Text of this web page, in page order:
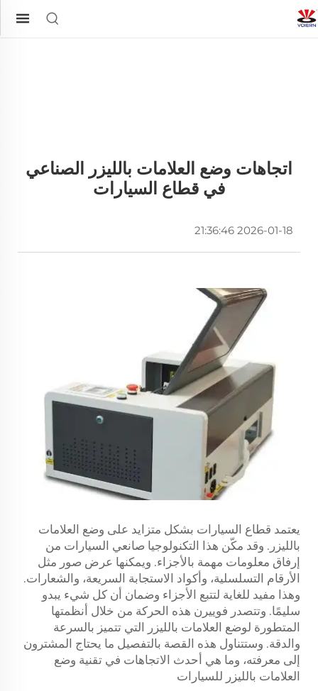
اتجاهات وضع العلامات بالليزر الصناعي
في قطاع السيارات
2026-01-18 21:36:46
يعتمد قطاع السيارات بشكل متزايد على وضع العلامات
بالليزر. وقد مكّن هذا التكنولوجيا صانعي السيارات من
إرفاق معلومات مهمة بالأجزاء. ويمكنها عرض صور مثل
الأرقام التسلسلية، وأكواد الاستجابة السريعة، والشعارات.
وهذا مفيد للغاية لتتبع الأجزاء وضمان أن كل شيء يبدو
سليمًا. وتتصدر فوييرن هذه الحركة من خلال أنظمتها
المتطورة لوضع العلامات بالليزر التي تتميز بالسرعة
والدقة. وستتناول هذه القصة بالتفصيل ما يحتاج المشترون
إلى معرفته، وما هي أحدث الاتجاهات في تقنية وضع
العلامات بالليزر للسيارات